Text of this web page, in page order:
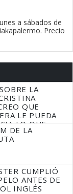
a sábados de
Precio
LA
QUE
LE PUEDA
LO QUE
DE LA
CUMPLIÓ
ANTES DE
INGLÉS